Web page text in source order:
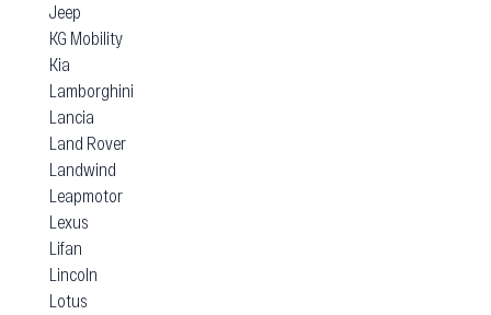
Jeep
KG Mobility
Kia
Lamborghini
Lancia
Land Rover
Landwind
Leapmotor
Lexus
Lifan
Lincoln
Lotus